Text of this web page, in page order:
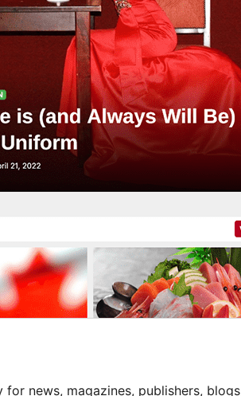
news, magazines, publishers,